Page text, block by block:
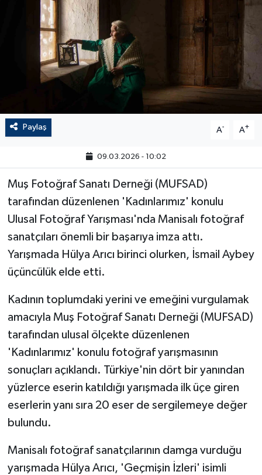
Paylaş A- A+
09.03.2026 - 10:02
Muş Fotoğraf Sanatı Derneği (MUFSAD)
tarafından düzenlenen 'Kadınlarımız' konulu
Ulusal Fotoğraf Yarışması'nda Manisalı fotoğraf
sanatçıları önemli bir başarıya imza attı.
Yarışmada Hülya Arıcı birinci olurken, İsmail Aybey
üçüncülük elde etti.
Kadının toplumdaki yerini ve emeğini vurgulamak
amacıyla Muş Fotoğraf Sanatı Derneği (MUFSAD)
tarafından ulusal ölçekte düzenlenen
'Kadınlarımız' konulu fotoğraf yarışmasının
sonuçları açıklandı. Türkiye'nin dört bir yanından
yüzlerce eserin katıldığı yarışmada ilk üçe giren
eserlerin yanı sıra 20 eser de sergilemeye değer
bulundu.
Manisalı fotoğraf sanatçılarının damga vurduğu
yarışmada Hülya Arıcı, 'Geçmişin İzleri' isimli